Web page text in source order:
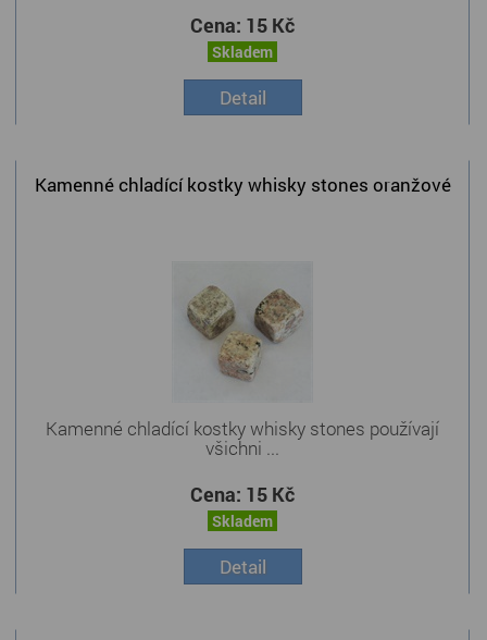
Cena: 15 Kč
Skladem
Detail
Kamenné chladící kostky whisky stones oranžové
Kamenné chladící kostky whisky stones používají
všichni ...
Cena: 15 Kč
Skladem
Detail